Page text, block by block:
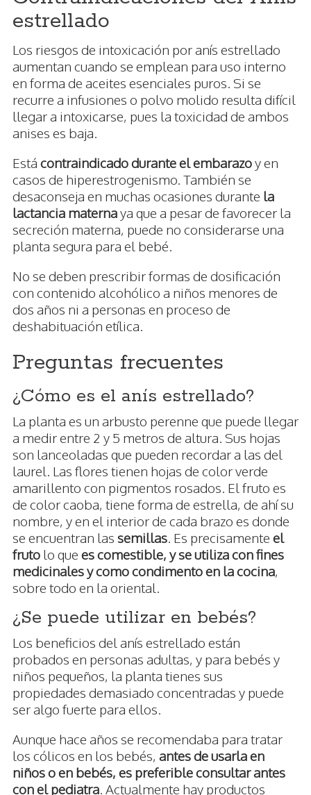
estrellado
Los riesgos de intoxicación por anís estrellado
aumentan cuando se emplean para uso interno
en forma de aceites esenciales puros. Si se
recurre a infusiones o polvo molido resulta difícil
llegar a intoxicarse, pues la toxicidad de ambos
anises es baja.
Está contraindicado durante el embarazoy en
casos de hiperestrogenismo. También se
desaconseja en muchas ocasiones durante la
lactancia maternaya que a pesar de favorecer la
secreción materna, puede no considerarse una
planta segura para el bebé.
No se deben prescribir formas de dosificación
con contenido alcohólico a niños menores de
dos años ni a personas en proceso de
deshabituación etílica.
Preguntas frecuentes
¿Cómo es el anís estrellado?
La planta es un arbusto perenne que puede llegar
a medir entre 2 y 5 metros de altura. Sus hojas
son lanceoladas que pueden recordar a las del
laurel. Las flores tienen hojas de color verde
amarillento con pigmentos rosados. El fruto es
de color caoba, tiene forma de estrella, de ahí su
nombre, y en el interior de cada brazo es donde
se encuentran las semillas . Es precisamente el
fruto lo que es comestible, y se utiliza con fines
medicinales y como condimento en la cocina,
sobre todo en la oriental.
¿Se puede utilizar en bebés?
Los beneficios del anís estrellado están
probados en personas adultas, y para bebés y
niños pequeños, la planta tienes sus
propiedades demasiado concentradas y puede
ser algo fuerte para ellos.
Aunque hace años se recomendaba para tratar
los cólicos en los bebés, antes de usarla en
niños o en bebés, es preferible consultar antes
con el pediatra . Actualmente hay productos